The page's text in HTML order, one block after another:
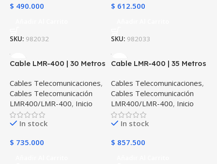
$ 490.000
SKU: 982032
$ 612.500
SKU: 982033
Cable LMR-400 | 30 Metros
Cables Telecomunicaciones,
Cables Telecomunicación
LMR400/LMR-400, Inicio
In stock
$ 735.000
Cable LMR-400 | 35 Metros
Cables Telecomunicaciones,
Cables Telecomunicación
LMR400/LMR-400, Inicio
In stock
$ 857.500